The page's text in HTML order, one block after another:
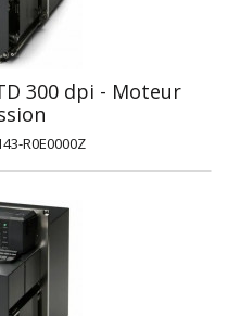
300 dpi - Moteur
R0E0000Z